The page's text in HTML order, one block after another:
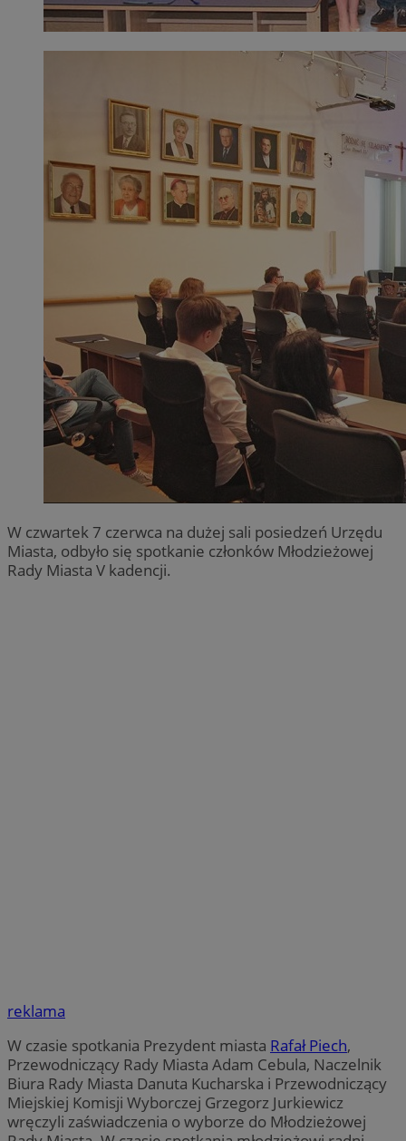
W czwartek 7 czerwca na dużej sali posiedzeń Urzędu
Miasta, odbyło się spotkanie członków Młodzieżowej
Rady Miasta V kadencji.
reklama
W czasie spotkania Prezydent miasta Rafał Piech,
Przewodniczący Rady Miasta Adam Cebula, Naczelnik
Biura Rady Miasta Danuta Kucharska i Przewodniczący
Miejskiej Komisji Wyborczej Grzegorz Jurkiewicz
wręczyli zaświadczenia o wyborze do Młodzieżowej